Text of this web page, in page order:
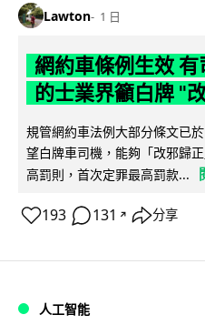
Lawton 1 日
網約車條例生效
的士業界籲白牌 "
規管網約車法例大部分條文已
望白牌車司機，能夠「改邪歸
高罰則，首次定罪最高罰款...
193 131 ↗ 分享
人工智能